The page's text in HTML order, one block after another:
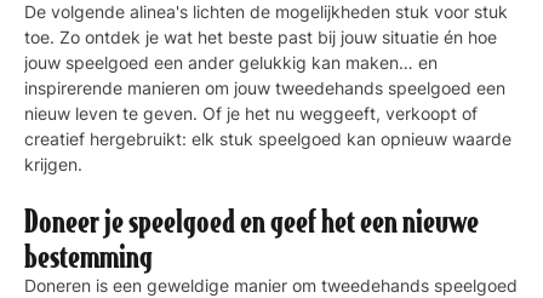
De volgende alinea's lichten de mogelijkheden stuk voor stuk
toe. Zo ontdek je wat het beste past bij jouw situatie én hoe
jouw speelgoed een ander gelukkig kan maken… en
inspirerende manieren om jouw tweedehands speelgoed een
nieuw leven te geven. Of je het nu weggeeft, verkoopt of
creatief hergebruikt: elk stuk speelgoed kan opnieuw waarde
krijgen.
Doneer je speelgoed en geef het een nieuwe
bestemming
Doneren is een geweldige manier om tweedehands speelgoed